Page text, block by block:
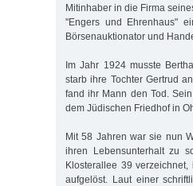
Mitinhaber in die Firma
"Engers und Ehrenhaus"
Börsenauktionator und
Im Jahr 1924 musste
starb ihre Tochter Gertrud
fand ihr Mann den Tod.
dem Jüdischen Friedhof in
Mit 58 Jahren war sie nun
ihren Lebensunterhalt zu
Klosterallee 39
aufgelöst. Laut einer